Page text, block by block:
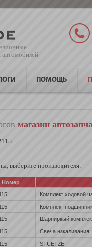
автомобилей
ПОМОЩЬ
магазин
выберите производителя:
Номер
Комплект ходовой
Комплект
Шарнирный
Свеча накаливания
STUETZE